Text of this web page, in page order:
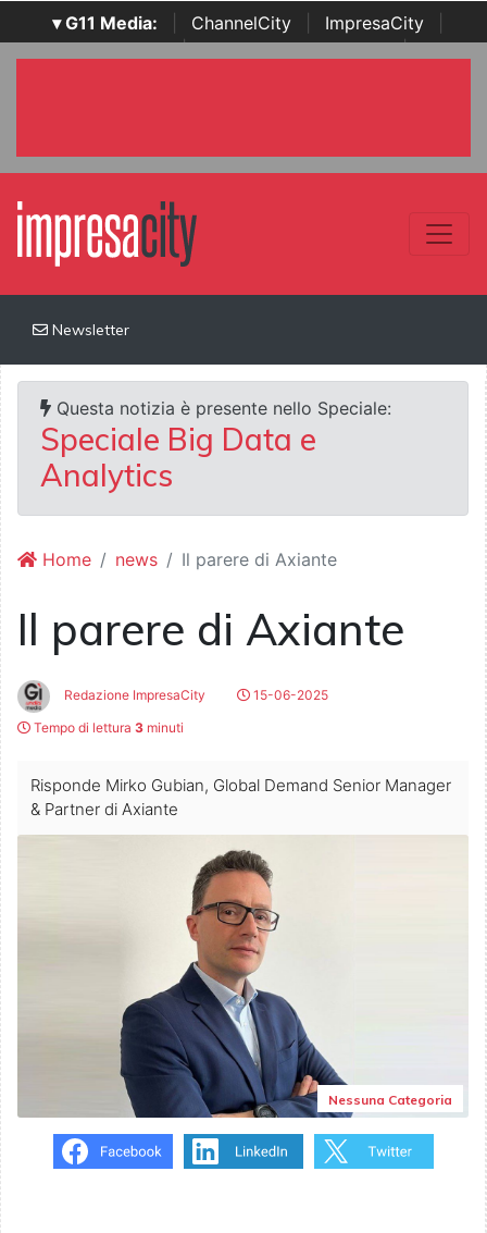
▾ G11 Media: ChannelCity ImpresaCity
SecurityOpenLab | Italian Channel Awards | Italian
Newsletter
Questa notizia è presente nello Speciale:
Speciale Big Data e
Analytics
Home news Il parere di Axiante
Il parere di Axiante
Redazione ImpresaCity
15-06-2025
Tempo di lettura 3 minuti
Risponde Mirko Gubian, Global Demand Senior Manager
& Partner di Axiante
Nessuna Categoria